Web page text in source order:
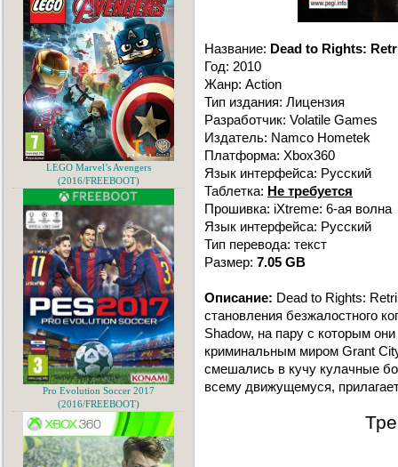
Название: Dead to Rights:
Год: 2010
Жанр: Action
Тип издания: Лицензия
Разработчик: Volatile Games
Издатель: Namco Hometek
Платформа: Xbox360
Язык интерфейса: Русский
Таблетка: Не требуется
Прошивка: iXtreme: 6-ая волна
Язык интерфейса: Русский
Тип перевода: текст
Размер: 7.05 GB
Описание: Dead to Rights:
становления безжалостного
Shadow, на пару с которым
криминальным миром Grant
смешались в кучу кулачные
всему движущемуся,
LEGO Marvel’s Avengers
(2016/FREEBOOT)
Pro Evolution Soccer 2017
(2016/FREEBOOT)